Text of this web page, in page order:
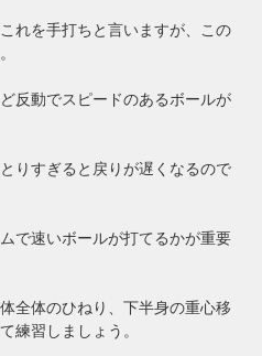
れを手打ちと言いますが、この
反動でスピードのあるボールが
りすぎると戻りが遅くなるので
で速いボールが打てるかが重要
全体のひねり、下半身の重心移
練習しましょう。